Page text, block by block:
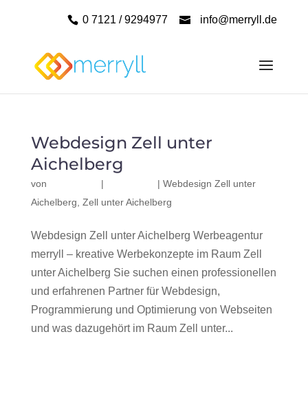
0 7121 / 9294977 info@merryll.de
Webdesign Zell unter
Aichelberg
von | | Webdesign Zell unter
Aichelberg Zell unter Aichelberg
Webdesign Zell unter Aichelberg Werbeagentur
merryll – kreative Werbekonzepte im Raum Zell
unter Aichelberg Sie suchen einen professionellen
und erfahrenen Partner für Webdesign,
Programmierung und Optimierung von Webseiten
und was dazugehört im Raum Zell unter...